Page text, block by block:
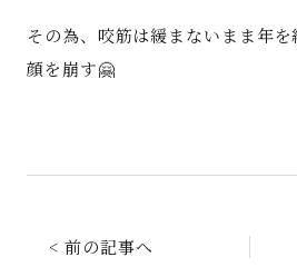
その為、咬筋は緩まないまま年を
顔を崩す🤗
< 前の記事へ